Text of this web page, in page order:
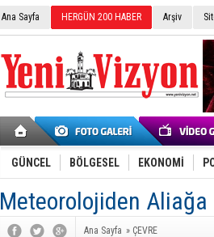
Ana Sayfa HERGÜN 200 HABER Arşiv
GÜNCEL BÖLGESEL EKONOMİ
Meteorolojiden Aliağa
Ana Sayfa » ÇEVRE